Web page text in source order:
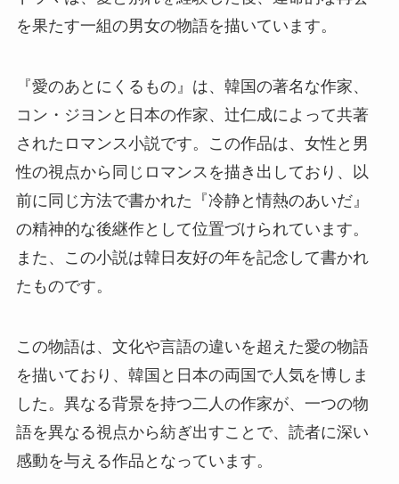
を果たす一組の男女の物語を描いています。
『愛のあとにくるもの』は、韓国の著名な作家、
コン・ジヨンと日本の作家、辻仁成によって共著
されたロマンス小説です。この作品は、女性と男
性の視点から同じロマンスを描き出しており、以
前に同じ方法で書かれた『冷静と情熱のあいだ』
の精神的な後継作として位置づけられています。
また、この小説は韓日友好の年を記念して書かれ
たものです。
この物語は、文化や言語の違いを超えた愛の物語
を描いており、韓国と日本の両国で人気を博しま
した。異なる背景を持つ二人の作家が、一つの物
語を異なる視点から紡ぎ出すことで、読者に深い
感動を与える作品となっています。